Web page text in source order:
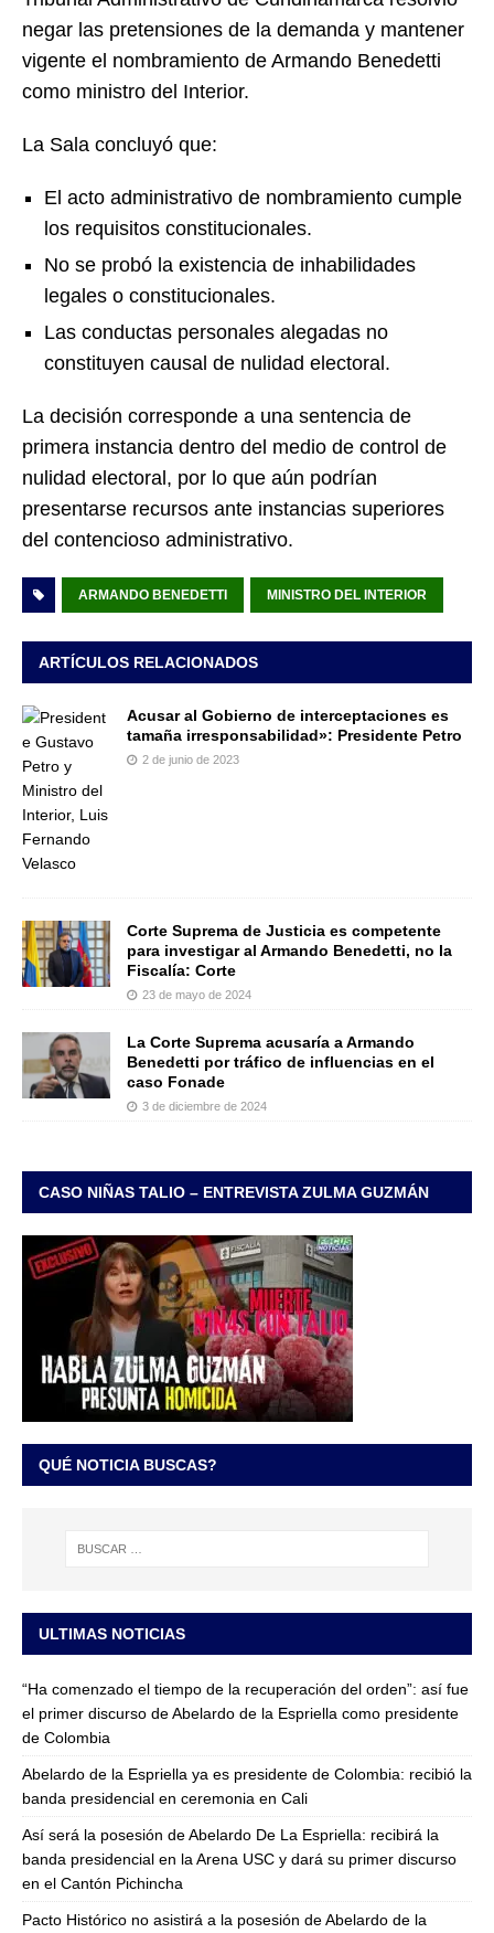
negar las pretensiones de la demanda y mantener
vigente el nombramiento de Armando Benedetti
como ministro del Interior.
La Sala concluyó que:
El acto administrativo de nombramiento cumple
los requisitos constitucionales.
No se probó la existencia de inhabilidades
legales o constitucionales.
Las conductas personales alegadas no
constituyen causal de nulidad electoral.
La decisión corresponde a una sentencia de
primera instancia dentro del medio de control de
nulidad electoral, por lo que aún podrían
presentarse recursos ante instancias superiores
del contencioso administrativo.
ARMANDO BENEDETTI MINISTRO DEL INTERIOR
ARTÍCULOS RELACIONADOS
Acusar al Gobierno de interceptaciones es
tamaña irresponsabilidad»: Presidente Petro
2 de junio de 2023
Corte Suprema de Justicia es competente
para investigar al Armando Benedetti, no la
Fiscalía: Corte
23 de mayo de 2024
La Corte Suprema acusaría a Armando
Benedetti por tráfico de influencias en el
caso Fonade
3 de diciembre de 2024
CASO NIÑAS TALIO – ENTREVISTA ZULMA GUZMÁN
QUÉ NOTICIA BUSCAS?
ULTIMAS NOTICIAS
“Ha comenzado el tiempo de la recuperación del orden”: así fue
el primer discurso de Abelardo de la Espriella como presidente
de Colombia
Abelardo de la Espriella ya es presidente de Colombia: recibió la
banda presidencial en ceremonia en Cali
Así será la posesión de Abelardo De La Espriella: recibirá la
banda presidencial en la Arena USC y dará su primer discurso
en el Cantón Pichincha
Pacto Histórico no asistirá a la posesión de Abelardo de la